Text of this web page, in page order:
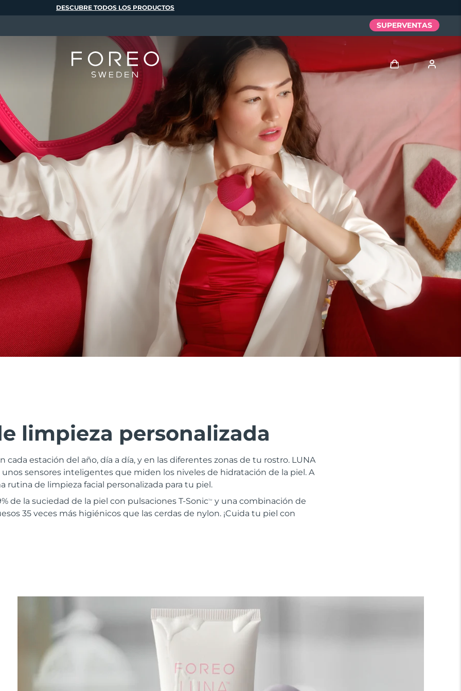
limpieza personalizada
cada estación del año, día a día, y en las diferentes zonas de tu rostro. LUNA
sensores inteligentes que miden los niveles de hidratación de la piel. A
rutina de limpieza facial personalizada para tu piel.
de la suciedad de la piel con pulsaciones T-SonicTM
y una combinación de
35 veces más higiénicos que las cerdas de nylon. ¡Cuida tu piel con
DESCUBRE TODOS LOS PRODUCTOS
SUPERVENTAS
Perfil de usuario
Mis dispositivos
Mis pedidos
Mis direcciones
Mis suscripciones